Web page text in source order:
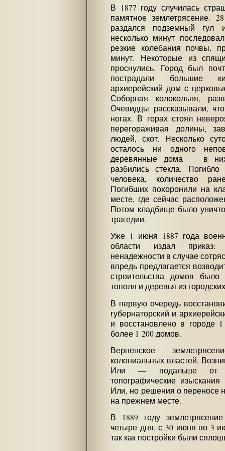
В 1877 году случилась
памятное землетрясение.
раздался подземный гул
несколько минут
резкие колебания почвы,
минут. Некоторые из
проснулись. Город был
пострадали большие
архиерейский дом с
Соборная колокольня,
Очевидцы рассказывали,
ногах. В горах стоял
перегораживая долины,
людей, скот. Несколько
осталось ни одного
деревянные дома — в
разбились стекла.
человека, количество
Погибших похоронили на
месте, где сейчас
Потом кладбище было
трагедии.
Уже 1 июня 1887 года
области издал приказ:
ненадежности в случае
впредь предлагается
строительства домов
тополя и деревья из
В первую очередь
губернаторский и
и восстановлено в городе
более 1 200 домов.
Верненское
колониальных властей.
Или — подальше от
топографические
Или, но решения о переносе
на прежнем месте.
В 1889 году
четыре дня, с 30 июня по 3
так как постройки были